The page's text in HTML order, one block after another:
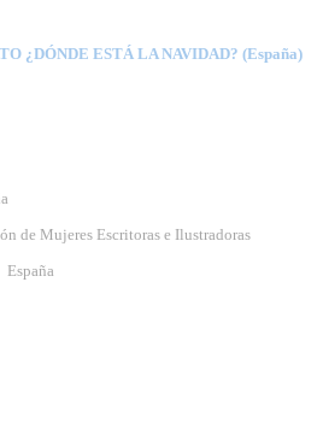
¿DÓNDE ESTÁ LA NAVIDAD? (España)
de Mujeres Escritoras e Ilustradoras
España